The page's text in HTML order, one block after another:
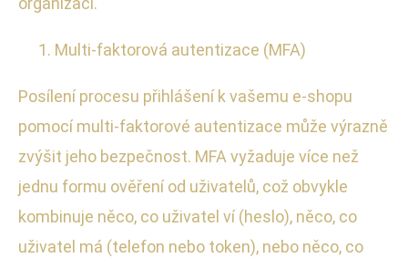
Multi-faktorová autentizace (MFA)
Posílení procesu přihlášení k vašemu e-shopu
pomocí multi-faktorové autentizace může výrazně
zvýšit jeho bezpečnost. MFA vyžaduje více než
jednu formu ověření od uživatelů, což obvykle
kombinuje něco, co uživatel ví (heslo), něco, co
uživatel má (telefon nebo token), nebo něco, co